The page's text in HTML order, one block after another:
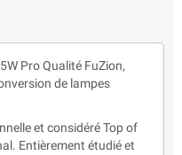
Pro Qualité FuZion,
de lampes
et considéré Top of
Entièrement étudié et